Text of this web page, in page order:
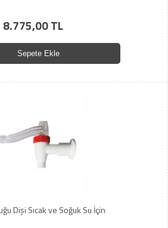
8.775,00 TL
Sepete Ekle
Dişi Sıcak ve Soğuk Su İçin